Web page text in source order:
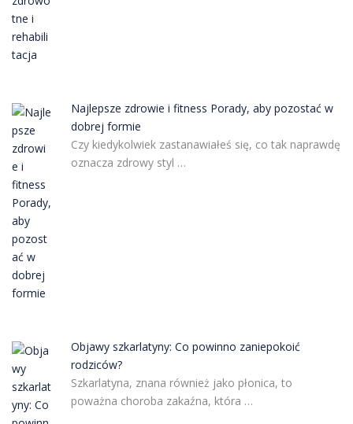
Najlepsze zdrowie i fitness Porady, aby pozostać w
dobrej formie
Czy kiedykolwiek zastanawiałeś się, co tak naprawdę
oznacza zdrowy styl …
Objawy szkarlatyny: Co powinno zaniepokoić
rodziców?
Szkarlatyna, znana również jako płonica, to
poważna choroba zakaźna, która …